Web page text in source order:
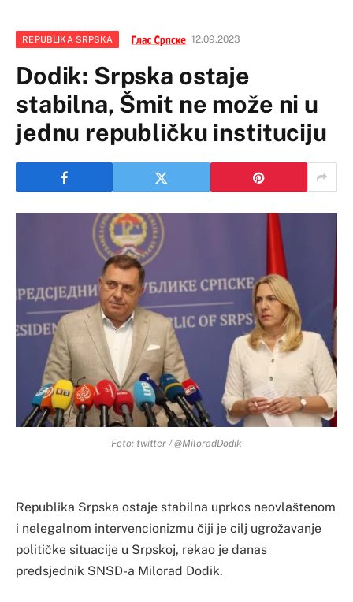
REPUBLIKA SRPSKA 12.09.2023
Dodik: Srpska ostaje
stabilna, Šmit ne može ni u
jednu republičku instituciju
Foto: twitter / @MiloradDodik
Republika Srpska ostaje stabilna uprkos neovlaštenom
i nelegalnom intervencionizmu čiji je cilj ugrožavanje
političke situacije u Srpskoj, rekao je danas
predsjednik SNSD-a Milorad Dodik.